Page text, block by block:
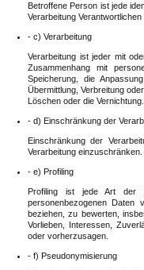
Betroffene Person ist jede
Verarbeitung
- c) Verarbeitung
Verarbeitung ist jeder mit
Zusammenhang mit
Speicherung, die
Übermittlung, Verbreitung
Löschen oder die Vernichtung.
- d) Einschränkung der
Einschränkung der
Verarbeitung einzuschränken.
- e) Profiling
Profiling ist jede Art der
personenbezogenen Daten
beziehen, zu bewerten,
Vorlieben, Interessen,
oder vorherzusagen.
- f) Pseudonymisierung